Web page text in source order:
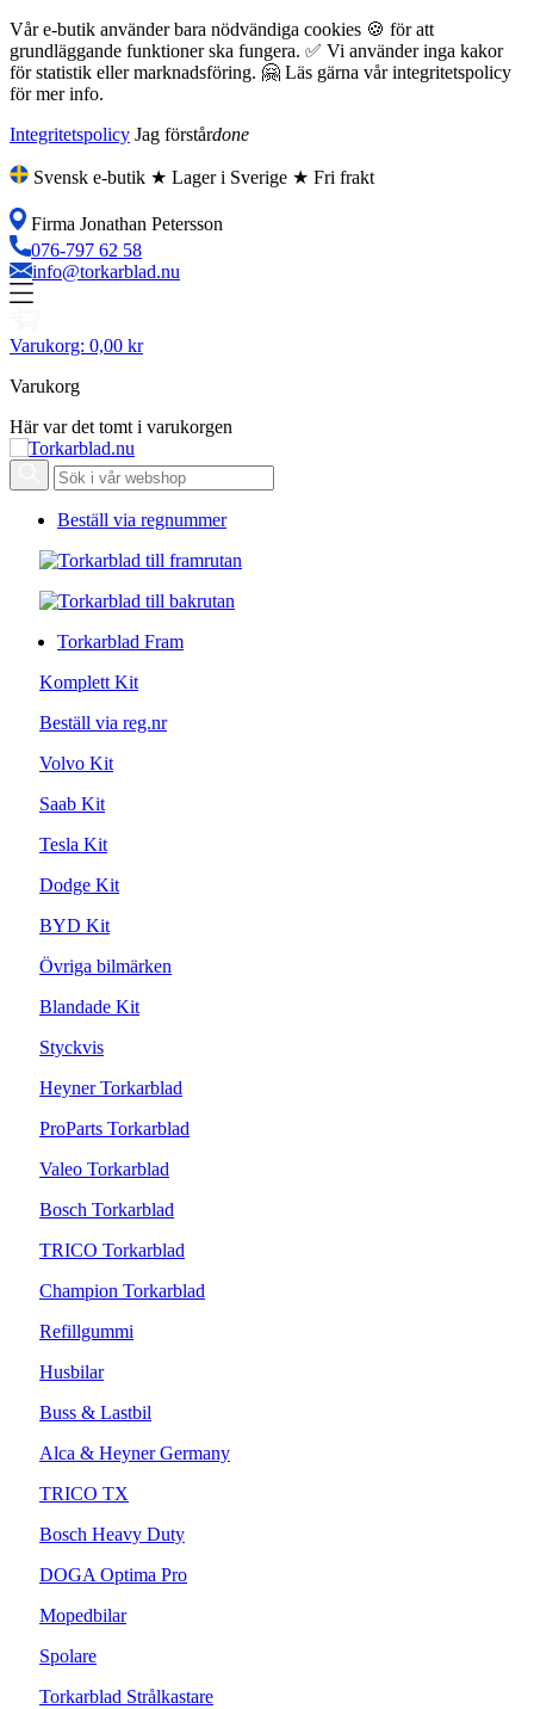
Vår e-butik använder bara nödvändiga cookies 🍪 för att
grundläggande funktioner ska fungera. ✅ Vi använder inga kakor
för statistik eller marknadsföring. 🤗 Läs gärna vår integritetspolicy
för mer info.
Integritetspolicy Jag förstårdone
Svensk e-butik ★ Lager i Sverige ★ Fri frakt
Firma Jonathan Petersson
076-797 62 58
info@torkarblad.nu
Varukorg: 0,00 kr
Varukorg
Här var det tomt i varukorgen
Beställ via regnummer
Torkarblad Fram
Komplett Kit
Beställ via reg.nr
Volvo Kit
Saab Kit
Tesla Kit
Dodge Kit
BYD Kit
Övriga bilmärken
Blandade Kit
Styckvis
Heyner Torkarblad
ProParts Torkarblad
Valeo Torkarblad
Bosch Torkarblad
TRICO Torkarblad
Champion Torkarblad
Refillgummi
Husbilar
Buss & Lastbil
Alca & Heyner Germany
TRICO TX
Bosch Heavy Duty
DOGA Optima Pro
Mopedbilar
Spolare
Torkarblad Strålkastare